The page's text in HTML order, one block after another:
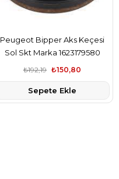
Peugeot Bipper Aks Keçesi
Sol Skt Marka 1623179580
₺150,80
₺192,19
Sepete Ekle